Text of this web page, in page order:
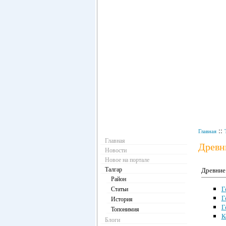
Главная ::
Главная
Новости
Новое на портале
Талгар
Район
Статьи
История
Топонимия
Блоги